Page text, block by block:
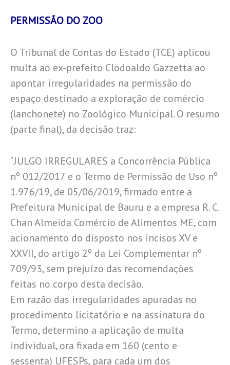
PERMISSÃO DO ZOO
O Tribunal de Contas do Estado (TCE) aplicou
multa ao ex-prefeito Clodoaldo Gazzetta ao
apontar irregularidades na permissão do
espaço destinado a exploração de comércio
(lanchonete) no Zoológico Municipal. O resumo
(parte final), da decisão traz:
“JULGO IRREGULARES a Concorrência Pública
nº 012/2017 e o Termo de Permissão de Uso nº
1.976/19, de 05/06/2019, firmado entre a
Prefeitura Municipal de Bauru e a empresa R. C.
Chan Almeida Comércio de Alimentos ME, com
acionamento do disposto nos incisos XV e
XXVII, do artigo 2º da Lei Complementar nº
709/93, sem prejuízo das recomendações
feitas no corpo desta decisão.
Em razão das irregularidades apuradas no
procedimento licitatório e na assinatura do
Termo, determino a aplicação de multa
individual, ora fixada em 160 (cento e
sessenta) UFESPs, para cada um dos